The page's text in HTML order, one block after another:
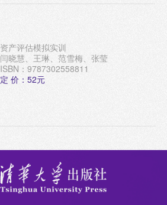
资产评估模拟实训
闫晓慧、王琳、范雪梅、张莹
ISBN：9787302558811
定 价：52元